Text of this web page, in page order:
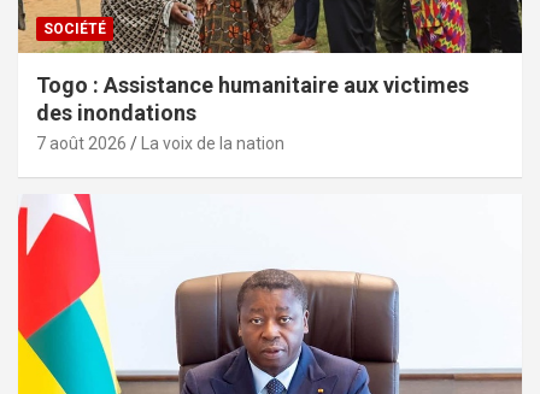
SOCIÉTÉ
Togo : Assistance humanitaire aux victimes
des inondations
7 août 2026 La voix de la nation